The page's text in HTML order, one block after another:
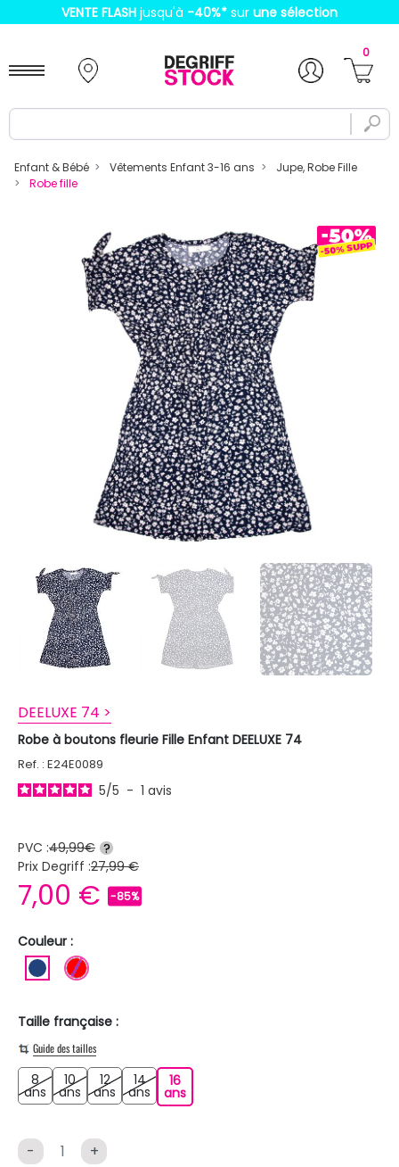
VENTE FLASH jusqu'à -40%* sur une sélection
0
Enfant & Bébé Vêtements Enfant 3-16 ans
Jupe, Robe Fille
Robe fille
DEELUXE 74 >
Robe à boutons fleurie Fille Enfant DEELUXE 74
Ref. : E24E0089
5/5 - 1 avis
PVC :49,99€ ?
Prix Degriff :27,99 €
7,00 € -85%
Couleur :
BLEU FONCE
ROUGE
Taille française :
Guide des tailles
8
ans 8 ans
10
ans 10 ans
12
ans 12 ans
14
ans 14 ans
16
ans16 ans
- +